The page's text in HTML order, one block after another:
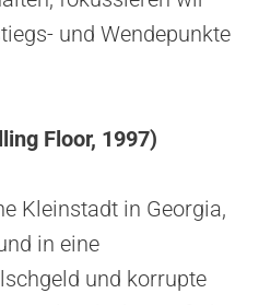
und Wendepunkte
Floor, 1997)
Kleinstadt in Georgia,
in eine
und korrupte